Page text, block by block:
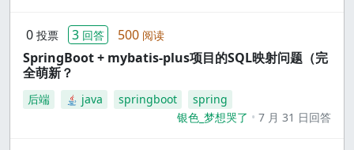
0 投票 3 回答 500 阅读
SpringBoot + mybatis-plus项目的SQL映射问题（完
全萌新？
后端 java springboot
spring
银色_梦想哭了
7 月 31 日回答